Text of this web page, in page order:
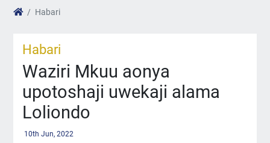
Habari
Habari
Waziri Mkuu aonya
upotoshaji uwekaji alama
Loliondo
10th Jun, 2022